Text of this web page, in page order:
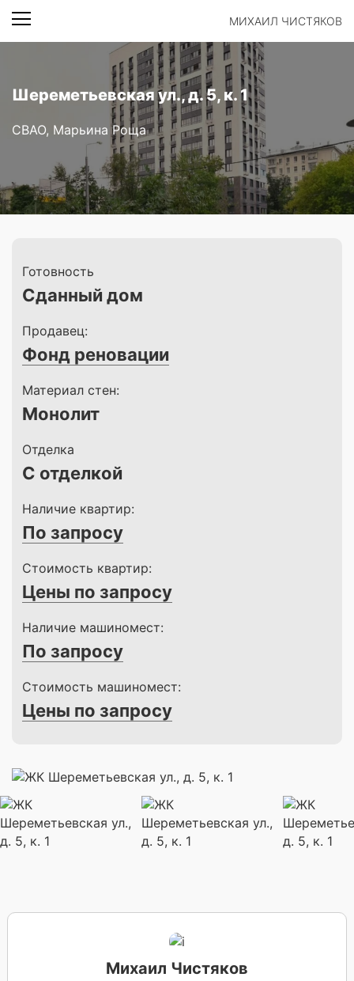
МИХАИЛ ЧИСТЯКОВ
Шереметьевская ул., д. 5, к. 1
СВАО, Марьина Роща
Готовность
Сданный дом
Продавец:
Фонд реновации
Материал стен:
Монолит
Отделка
С отделкой
Наличие квартир:
По запросу
Стоимость квартир:
Цены по запросу
Наличие машиномест:
По запросу
Стоимость машиномест:
Цены по запросу
Михаил Чистяков